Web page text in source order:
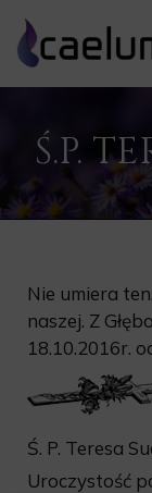
Ś.P.
Nie umiera
naszej. Z
18.10.2016r.
Ś. P. Teresa
Uroczystość